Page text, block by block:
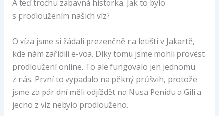
A teď trochu zábavná historka. Jak to bylo
s prodloužením našich víz?
O víza jsme si žádali prezenčně na letišti v Jakartě,
kde nám zařídili e-voa. Díky tomu jsme mohli provést
prodloužení online. To ale fungovalo jen jednomu
z nás. První to vypadalo na pěkný průšvih, protože
jsme za pár dní měli odjíždět na Nusa Penidu a Gili a
jedno z víz nebylo prodlouženo.